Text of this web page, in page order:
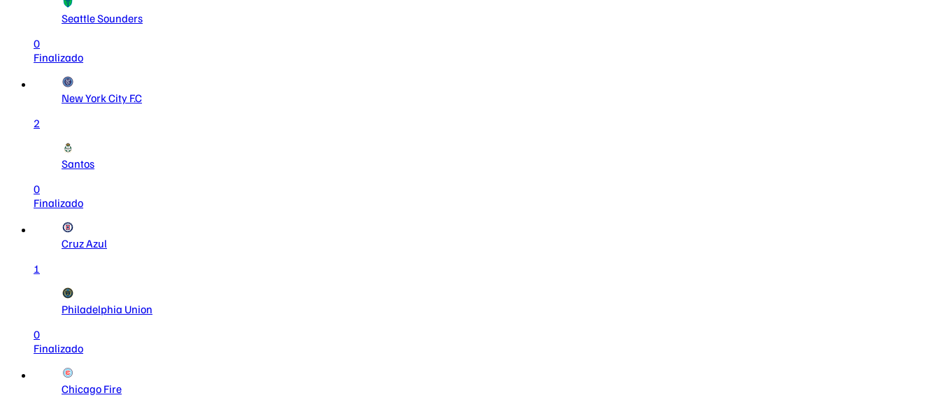
Seattle Sounders
0
Finalizado
New York City F.C
2
Santos
0
Finalizado
Cruz Azul
1
Philadelphia Union
0
Finalizado
Chicago Fire